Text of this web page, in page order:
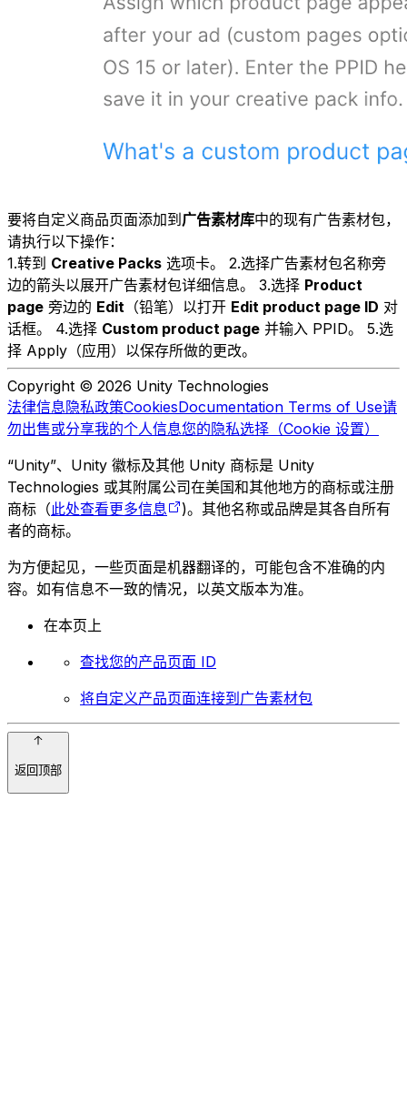
要将自定义商品页面添加到广告素材库中的现有广告素材包，
请执行以下操作：
1.转到 Creative Packs 选项卡。 2.选择广告素材包名称旁
边的箭头以展开广告素材包详细信息。 3.选择 Product
page 旁边的 Edit （铅笔）以打开 Edit product page ID 对
话框。 4.选择 Custom product page 并输入 PPID。 5.选
择 Apply（应用）以保存所做的更改。
Copyright © 2026 Unity Technologies
法律信息隐私政策CookiesDocumentation Terms of Use请
勿出售或分享我的个人信息您的隐私选择（Cookie 设置）
“Unity”、Unity 徽标及其他 Unity 商标是 Unity
Technologies 或其附属公司在美国和其他地方的商标或注册
商标（此处查看更多信息
)。其他名称或品牌是其各自所有
者的商标。
为方便起见，一些页面是机器翻译的，可能包含不准确的内
容。如有信息不一致的情况，以英文版本为准。
在本页上
查找您的产品页面 ID
将自定义产品页面连接到广告素材包
返回顶部